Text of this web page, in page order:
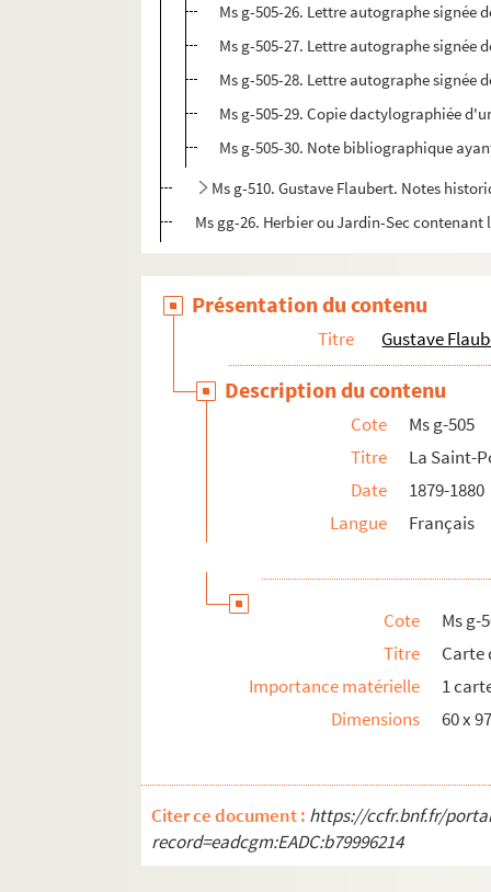
Ms g-505-26. Lettre autographe signée
Ms g-505-27. Lettre autographe signée
Ms g-505-28. Lettre autographe signée
Ms g-505-29. Copie dactylographiée
Ms g-505-30. Note bibliographique
Ms g-510. Gustave Flaubert. Notes
Ms gg-26. Herbier ou Jardin-Sec
Présentation du contenu
Titre Gustave
Description du contenu
Cote
Ms g-505
Titre
La Saint-
Date
1879-1880
Langue
Français
Cote
Ms g-
Titre
Carte
Importance matérielle
1
Dimensions
60 x
Citer ce document : https://ccfr.bnf.fr/
record=eadcgm:EADC:b79996214